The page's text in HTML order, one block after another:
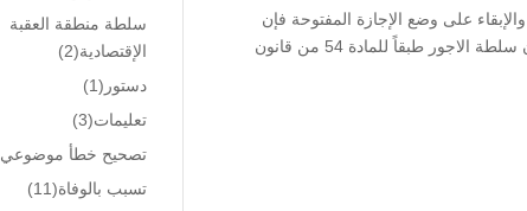
على وضع الإجازة المفتوحة فإن
ذلك يعني أن العقد أصبح غير محدد المدة وأن حق المدعي المطالبة برصيد الاجور التي لم يقبضها وبأن سلطة الاجور طبقاً للمادة 54 من قانون
سلطة منطقة العقبة
الإقتصادية(2)
دستور (1)
تعليمات(3)
تصحيح خطأ موضوعي
تسبب بالوفاة(11)